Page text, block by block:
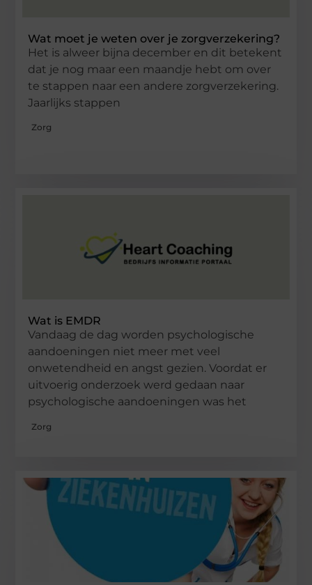
Wat moet je weten over je zorgverzekering?
Het is alweer bijna december en dit betekent
dat je nog maar een maandje hebt om over
te stappen naar een andere zorgverzekering.
Jaarlijks stappen
Zorg
Wat is EMDR
Vandaag de dag worden psychologische
aandoeningen niet meer met veel
onwetendheid en angst gezien. Voordat er
uitvoerig onderzoek werd gedaan naar
psychologische aandoeningen was het
Zorg